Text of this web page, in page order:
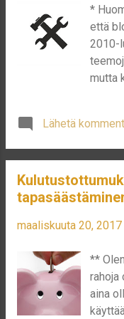
30
10
myös
*
että
2010-
mutta
Lähetä
maaliskuuta 20, 2017
**
rahoja
aina